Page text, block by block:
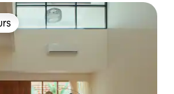
les plus appréciés